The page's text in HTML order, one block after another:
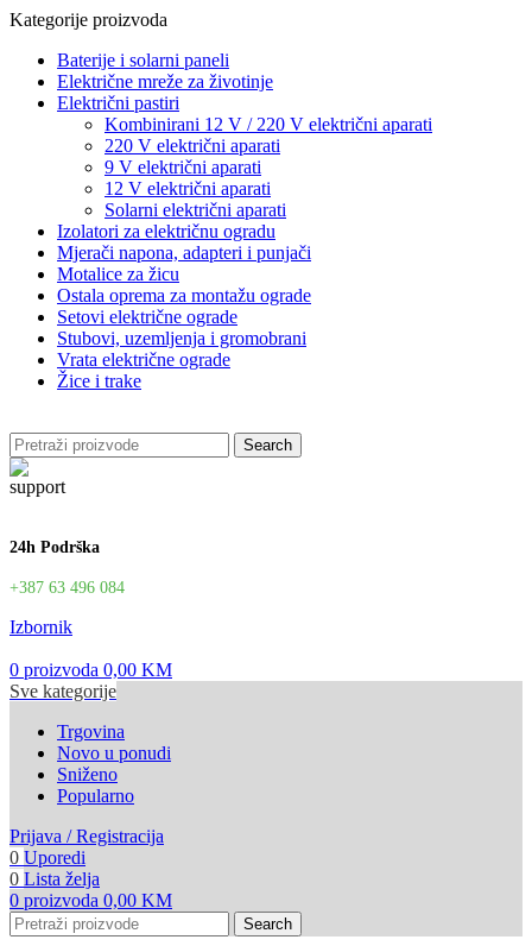
Kategorije proizvoda
Baterije i solarni paneli
Električne mreže za životinje
Električni pastiri
Kombinirani 12 V / 220 V električni aparati
220 V električni aparati
9 V električni aparati
12 V električni aparati
Solarni električni aparati
Izolatori za električnu ogradu
Mjerači napona, adapteri i punjači
Motalice za žicu
Ostala oprema za montažu ograde
Setovi električne ograde
Stubovi, uzemljenja i gromobrani
Vrata električne ograde
Žice i trake
Search
24h Podrška
+387 63 496 084
Izbornik
0 proizvoda 0,00 KM
Sve kategorije
Trgovina
Novo u ponudi
Sniženo
Popularno
Prijava / Registracija
0 Uporedi
0 Lista želja
0 proizvoda 0,00 KM
Search